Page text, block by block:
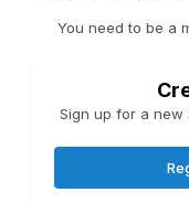
You need to be a
Sign up for a new